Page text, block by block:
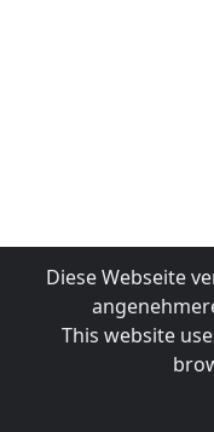
Diese Webseite
This website